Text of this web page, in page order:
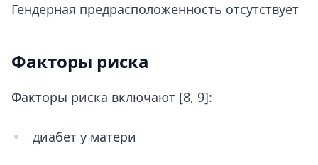
Гендерная предрасположенность отсутствует
Факторы риска
Факторы риска включают [8, 9]:
диабет у матери